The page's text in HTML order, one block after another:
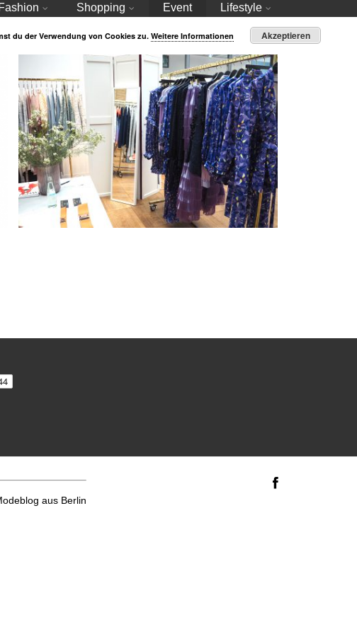
Fashion Shopping Event Lifestyle
aus Berlin
du der Verwendung von Cookies zu.Weitere Informationen Akzeptieren